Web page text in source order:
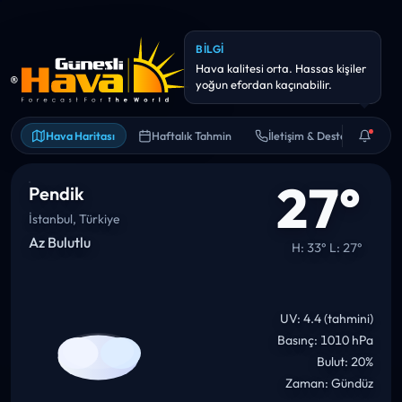
Hava Haritası Haftalık Tahmin İletişim & Destek
Pendik
İstanbul, Türkiye
Az Bulutlu 27°
H: 33° L: 27°
UV: 4.4 (tahmini)
Basınç: 1010 hPa
Bulut: 20%
Zaman: Gündüz